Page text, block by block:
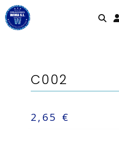
C002
2,65 €